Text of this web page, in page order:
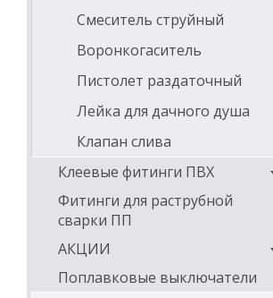
Смеситель струйный
Воронкогаситель
Пистолет раздаточный
Лейка для дачного душа
Клапан слива
Клеевые фитинги ПВХ
Фитинги для раструбной
сварки ПП
АКЦИИ
Поплавковые выключатели